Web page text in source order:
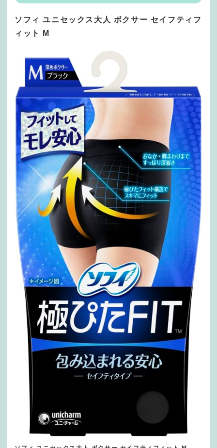
ソフィ ユニセックス大人 ボクサー セイフティフ
ィット M